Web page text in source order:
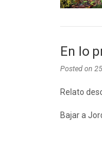
En lo
Posted on
Relato
Bajar a